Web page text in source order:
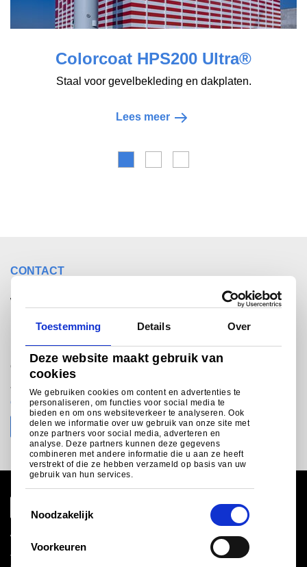
Toestemming Details Over
Deze website maakt gebruik van
cookies
We gebruiken cookies om content en advertenties te
personaliseren, om functies voor social media te
bieden en om ons websiteverkeer te analyseren. Ook
delen we informatie over uw gebruik van onze site met
onze partners voor social media, adverteren en
analyse. Deze partners kunnen deze gegevens
combineren met andere informatie die u aan ze heeft
verstrekt of die ze hebben verzameld op basis van uw
gebruik van hun services.
Noodzakelijk
Voorkeuren
Colorcoat HPS200 Ultra®
Staal voor gevelbekleding en dakplaten.
Lees meer
CONTACT
Wilt u met iemand
spreken?
Colorcoat Connection®helpline
+31 (0)251 492206 (NL), +32 (0)3 2808016 (B)
colorcoat.connectionEU@tatasteeleurope.com
Wereldwijde site
Juridische informatie